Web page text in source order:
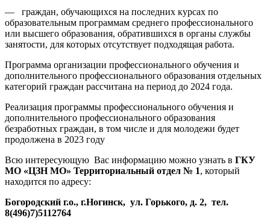
— граждан, обучающихся на последних курсах по
образовательным программам среднего профессионального
или высшего образования, обратившихся в органы службы
занятости, для которых отсутствует подходящая работа.
Программа организации профессионального обучения и
дополнительного профессионального образования отдельных
категорий граждан рассчитана на период до 2024 года.
Реализация программы профессионального обучения и
дополнительного профессионального образования
безработных граждан, в том числе и для молодежи будет
продолжена в 2023 году
Всю интересующую Вас информацию можно узнать в ГКУ
МО «ЦЗН МО» Территориальный отдел № 1, который
находится по адресу:
Богородский г.о., г.Ногинск, ул. Горького, д. 2, тел.
8(496)7)5112764